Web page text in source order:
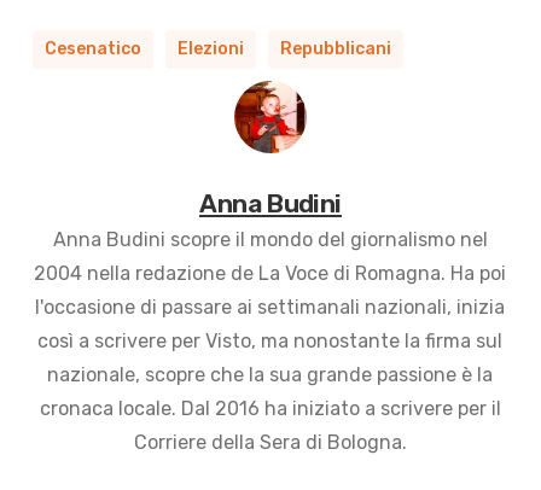
Cesenatico Elezioni Repubblicani
Anna Budini
Anna Budini scopre il mondo del giornalismo nel
2004 nella redazione de La Voce di Romagna. Ha poi
l'occasione di passare ai settimanali nazionali, inizia
così a scrivere per Visto, ma nonostante la firma sul
nazionale, scopre che la sua grande passione è la
cronaca locale. Dal 2016 ha iniziato a scrivere per il
Corriere della Sera di Bologna.